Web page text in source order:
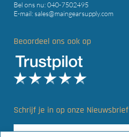
Bel ons nu:040-7502495
E-mail:sales@maingearsupply.com
Beoordeel ons ook op
Schrijf je in op onze Nieuwsbrief